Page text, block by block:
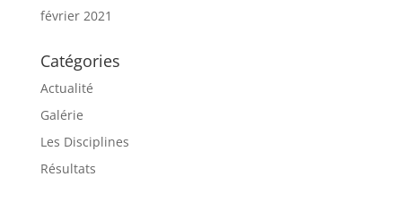
février 2021
Catégories
Actualité
Galérie
Les Disciplines
Résultats